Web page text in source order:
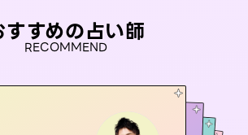
すすめの占い師
RECOMMEND